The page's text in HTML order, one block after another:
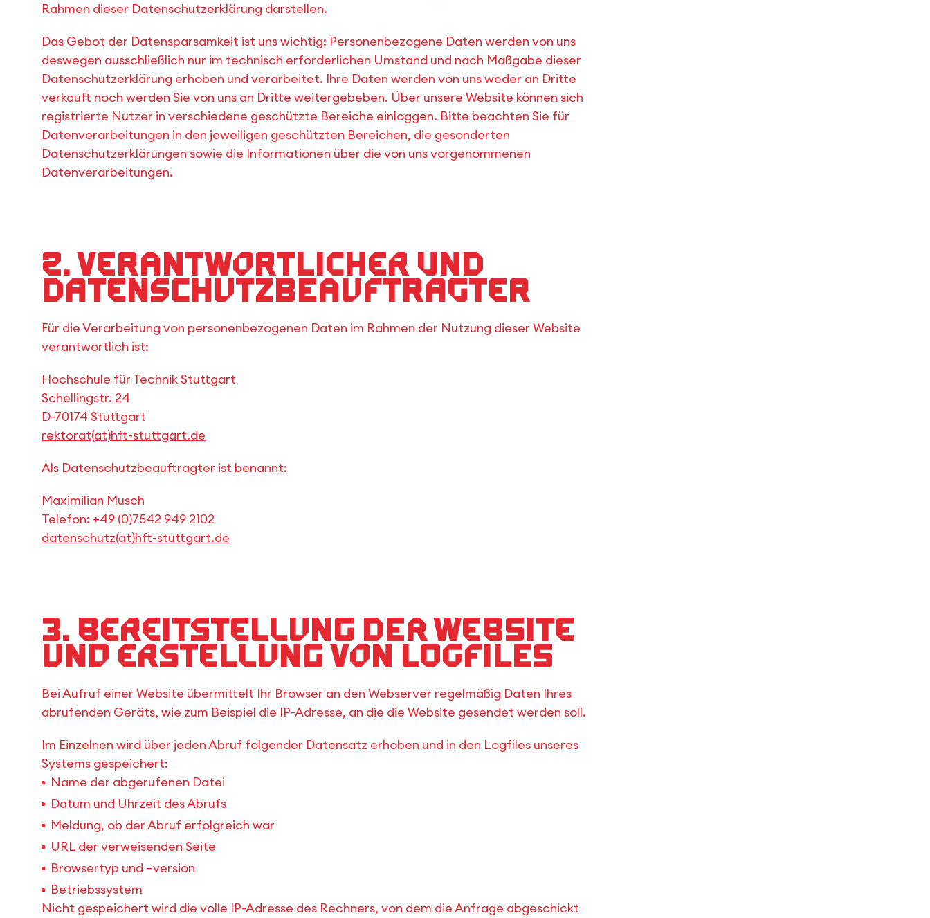
Rahmen dieser Datenschutzerklärung darstellen.
Das Gebot der Datensparsamkeit ist uns wichtig: Personenbezogene Daten werden von uns
deswegen ausschließlich nur im technisch erforderlichen Umstand und nach Maßgabe dieser
Datenschutzerklärung erhoben und verarbeitet. Ihre Daten werden von uns weder an Dritte
verkauft noch werden Sie von uns an Dritte weitergebeben. Über unsere Website können sich
registrierte Nutzer in verschiedene geschützte Bereiche einloggen. Bitte beachten Sie für
Datenverarbeitungen in den jeweiligen geschützten Bereichen, die gesonderten
Datenschutzerklärungen sowie die Informationen über die von uns vorgenommenen
Datenverarbeitungen.
2. Verantwortlicher und
Datenschutzbeauftragter
Für die Verarbeitung von personenbezogenen Daten im Rahmen der Nutzung dieser Website
verantwortlich ist:
Hochschule für Technik Stuttgart
Schellingstr. 24
D-70174 Stuttgart
rektorat(at)hft-stuttgart.de
Als Datenschutzbeauftragter ist benannt:
Maximilian Musch
Telefon: +49 (0)7542 949 2102
datenschutz(at)hft-stuttgart.de
3. Bereitstellung der Website
und Erstellung von Logfiles
Bei Aufruf einer Website übermittelt Ihr Browser an den Webserver regelmäßig Daten Ihres
abrufenden Geräts, wie zum Beispiel die IP-Adresse, an die die Website gesendet werden soll.
Im Einzelnen wird über jeden Abruf folgender Datensatz erhoben und in den Logfiles unseres
Systems gespeichert:
Name der abgerufenen Datei
Datum und Uhrzeit des Abrufs
Meldung, ob der Abruf erfolgreich war
URL der verweisenden Seite
Browsertyp und –version
Betriebssystem
Nicht gespeichert wird die volle IP-Adresse des Rechners, von dem die Anfrage abgeschickt